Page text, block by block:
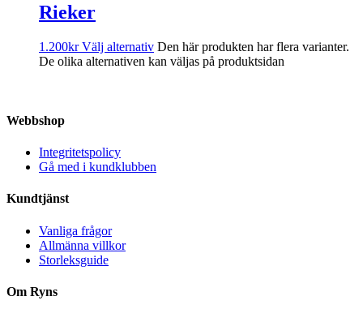
Rieker
1.200kr Välj alternativ Den här produkten har flera varianter.
De olika alternativen kan väljas på produktsidan
Webbshop
Integritetspolicy
Gå med i kundklubben
Kundtjänst
Vanliga frågor
Allmänna villkor
Storleksguide
Om Ryns